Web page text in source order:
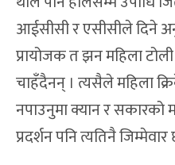
आईसीसी र एसीसीले दिने
प्रायोजक त झन महिला
चाहँदैनन् । त्यसैले महिला
नपाउनुमा क्यान र सकारको
प्रदर्शन पनि त्यतिनै जिम्मेवार